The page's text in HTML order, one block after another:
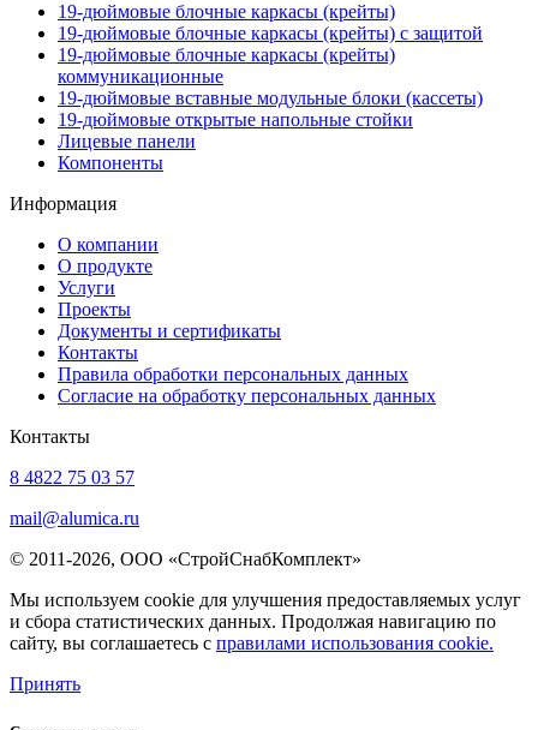
19-дюймовые блочные каркасы (крейты)
19-дюймовые блочные каркасы (крейты) с защитой
19-дюймовые блочные каркасы (крейты)
коммуникационные
19-дюймовые вставные модульные блоки (кассеты)
19-дюймовые открытые напольные стойки
Лицевые панели
Компоненты
Информация
О компании
О продукте
Услуги
Проекты
Документы и сертификаты
Контакты
Правила обработки персональных данных
Согласие на обработку персональных данных
Контакты
8 4822 75 03 57
mail@alumica.ru
© 2011-2026, ООО «СтройСнабКомплект»
Мы используем cookie для улучшения предоставляемых услуг
и сбора статистических данных. Продолжая навигацию по
сайту, вы соглашаетесь с правилами использования cookie.
Принять